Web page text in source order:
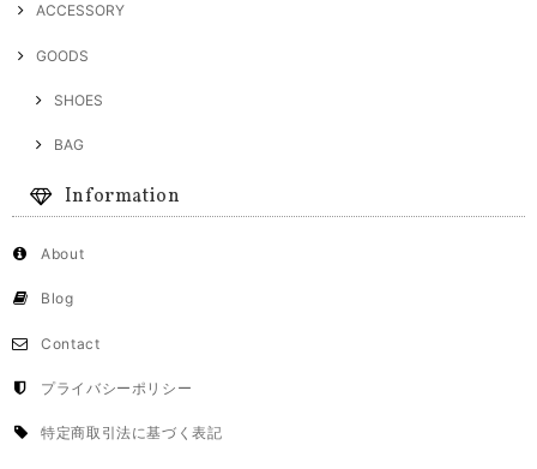
ACCESSORY
GOODS
SHOES
BAG
Information
About
Blog
Contact
プライバシーポリシー
特定商取引法に基づく表記